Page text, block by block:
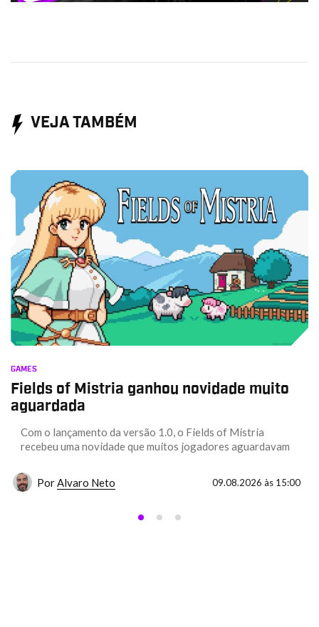
VEJA TAMBÉM
GAMES
Fields of Mistria ganhou novidade muito
aguardada
Com o lançamento da versão 1.0, o Fields of Mistria
recebeu uma novidade que muitos jogadores aguardavam
Por Alvaro Neto 09.08.2026 às 15:00